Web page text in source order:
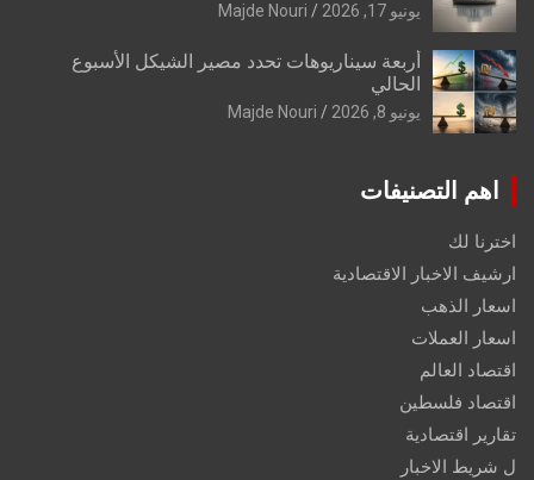
يونيو 17, 2026 Majde Nouri
أربعة سيناريوهات تحدد مصير الشيكل الأسبوع
الحالي
يونيو 8, 2026 Majde Nouri
اهم التصنيفات
اخترنا لك
ارشيف الاخبار الاقتصادية
اسعار الذهب
اسعار العملات
اقتصاد العالم
اقتصاد فلسطين
تقارير اقتصادية
ل شريط الاخبار